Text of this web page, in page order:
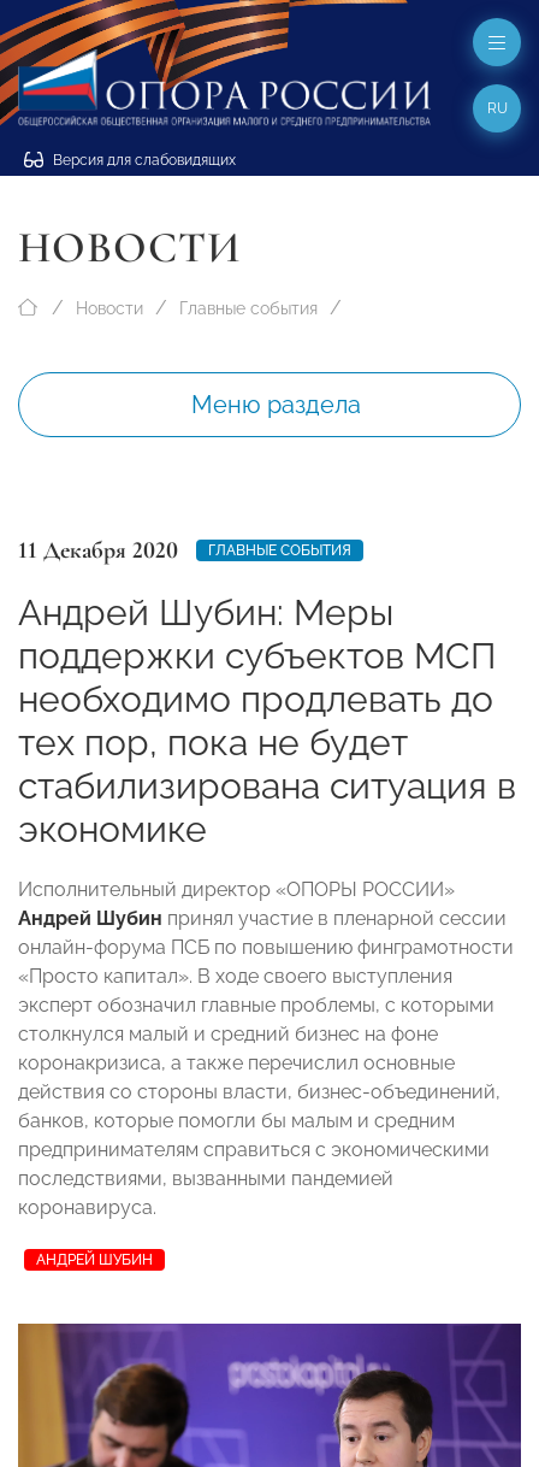
Версия для слабовидящих
RU
НОВОСТИ
Новости Главные события
Меню раздела
11 Декабря 2020 ГЛАВНЫЕ СОБЫТИЯ
Андрей Шубин: Меры
поддержки субъектов МСП
необходимо продлевать до
тех пор, пока не будет
стабилизирована ситуация в
экономике
Исполнительный директор «ОПОРЫ РОССИИ»
Андрей Шубин принял участие в пленарной сессии
онлайн-форума ПСБ по повышению финграмотности
«Просто капитал». В ходе своего выступления
эксперт обозначил главные проблемы, с которыми
столкнулся малый и средний бизнес на фоне
коронакризиса, а также перечислил основные
действия со стороны власти, бизнес-объединений,
банков, которые помогли бы малым и средним
предпринимателям справиться с экономическими
последствиями, вызванными пандемией
коронавируса.
АНДРЕЙ ШУБИН